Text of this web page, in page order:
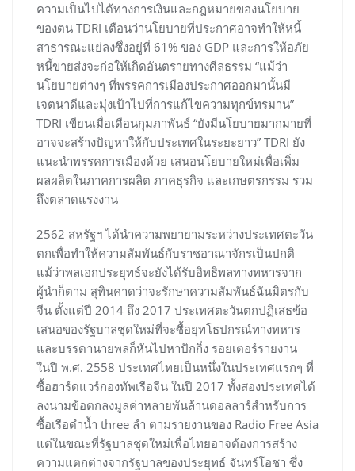
ความเป็นไปได้ทางการเงินและกฎหมายของนโยบาย
ของตน TDRI เตือนว่านโยบายที่ประกาศอาจทำให้หนี้
สาธารณะแย่ลงซึ่งอยู่ที่ 61% ของ GDP และการให้อภัย
หนี้ขายส่งจะก่อให้เกิดอันตรายทางศีลธรรม “แม้ว่า
นโยบายต่างๆ ที่พรรคการเมืองประกาศออกมานั้นมี
เจตนาดีและมุ่งเป้าไปที่การแก้ไขความทุกข์ทรมาน”
TDRI เขียนเมื่อเดือนกุมภาพันธ์ “ยังมีนโยบายมากมายที่
อาจจะสร้างปัญหาให้กับประเทศในระยะยาว” TDRI ยัง
แนะนำพรรคการเมืองด้วย เสนอนโยบายใหม่เพื่อเพิ่ม
ผลผลิตในภาคการผลิต ภาคธุรกิจ และเกษตรกรรม รวม
ถึงตลาดแรงงาน
2562 สหรัฐฯ ได้นำความพยายามระหว่างประเทศตะวัน
ตกเพื่อทำให้ความสัมพันธ์กับราชอาณาจักรเป็นปกติ
แม้ว่าพลเอกประยุทธ์จะยังได้รับอิทธิพลทางทหารจาก
ผู้นำก็ตาม สุทินคาดว่าจะรักษาความสัมพันธ์ฉันมิตรกับ
จีน ตั้งแต่ปี 2014 ถึง 2017 ประเทศตะวันตกปฏิเสธข้อ
เสนอของรัฐบาลชุดใหม่ที่จะซื้อยุทโธปกรณ์ทางทหาร
และบรรดานายพลก็หันไปหาปักกิ่ง รอยเตอร์รายงาน
ในปี พ.ศ. 2558 ประเทศไทยเป็นหนึ่งในประเทศแรกๆ ที่
ซื้อฮาร์ดแวร์กองทัพเรือจีน ในปี 2017 ทั้งสองประเทศได้
ลงนามข้อตกลงมูลค่าหลายพันล้านดอลลาร์สำหรับการ
ซื้อเรือดำน้ำ three ลำ ตามรายงานของ Radio Free Asia
แต่ในขณะที่รัฐบาลชุดใหม่เพื่อไทยอาจต้องการสร้าง
ความแตกต่างจากรัฐบาลของประยุทธ์ จันทร์โอชา ซึ่ง